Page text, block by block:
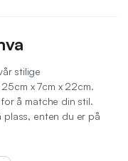
stilige
x 7cm x 22cm.
å matche din stil.
plass, enten du er på